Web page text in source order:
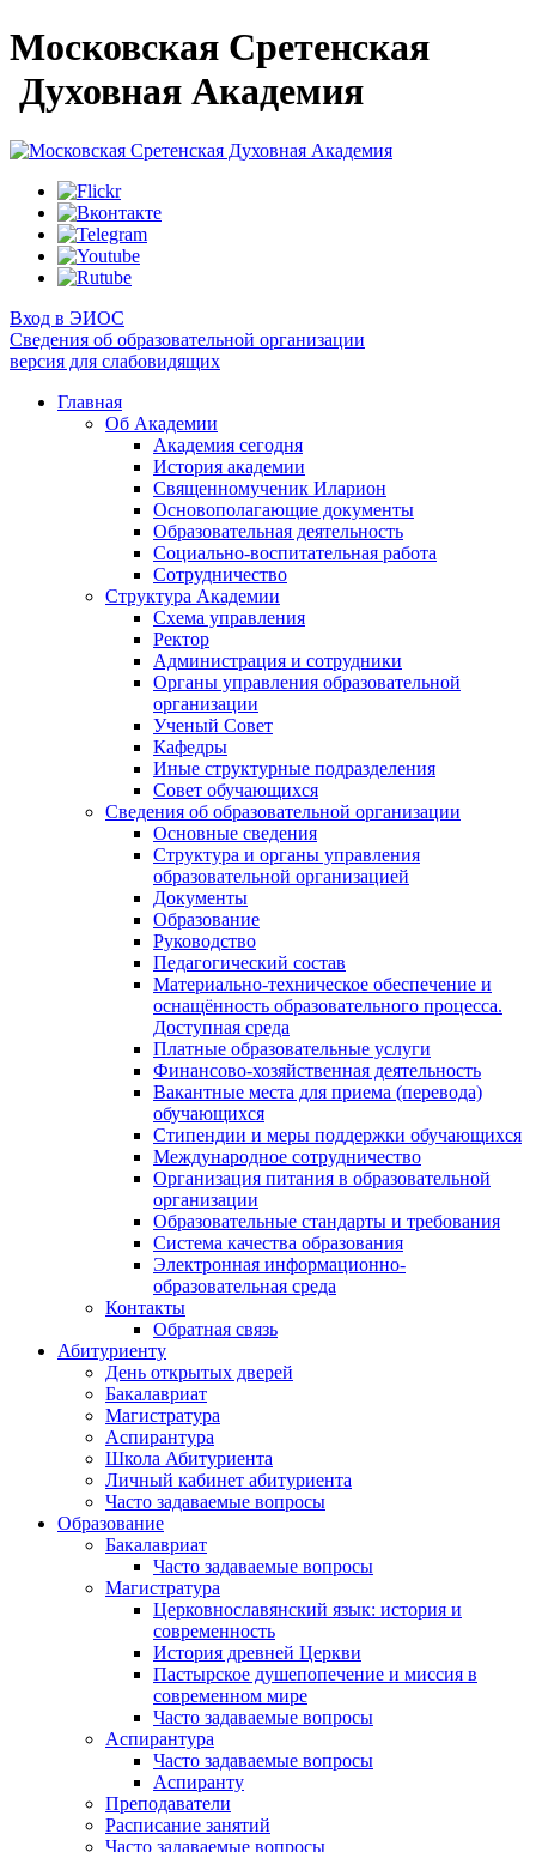
Московская Сретенская
Духовная Академия
Вход в ЭИОС
Сведения об образовательной организации
версия для слабовидящих
Главная
Об Академии
Академия сегодня
История академии
Священномученик Иларион
Основополагающие документы
Образовательная деятельность
Социально-воспитательная работа
Сотрудничество
Структура Академии
Схема управления
Ректор
Администрация и сотрудники
Органы управления образовательной
организации
Ученый Совет
Кафедры
Иные структурные подразделения
Совет обучающихся
Сведения об образовательной организации
Основные сведения
Структура и органы управления
образовательной организацией
Документы
Образование
Руководство
Педагогический состав
Материально-техническое обеспечение и
оснащённость образовательного процесса.
Доступная среда
Платные образовательные услуги
Финансово-хозяйственная деятельность
Вакантные места для приема (перевода)
обучающихся
Стипендии и меры поддержки обучающихся
Международное сотрудничество
Организация питания в образовательной
организации
Образовательные стандарты и требования
Система качества образования
Электронная информационно-
образовательная среда
Контакты
Обратная связь
Абитуриенту
День открытых дверей
Бакалавриат
Магистратура
Аспирантура
Школа Абитуриента
Личный кабинет абитуриента
Часто задаваемые вопросы
Образование
Бакалавриат
Часто задаваемые вопросы
Магистратура
Церковнославянский язык: история и
современность
История древней Церкви
Пастырское душепопечение и миссия в
современном мире
Часто задаваемые вопросы
Аспирантура
Часто задаваемые вопросы
Аспиранту
Преподаватели
Расписание занятий
Часто задаваемые вопросы